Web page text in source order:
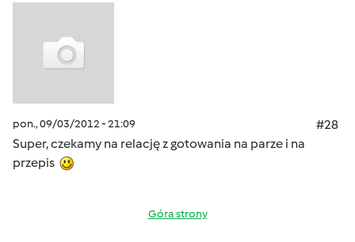
pon., 09/03/2012 - 21:09
#28
Super, czekamy na relację z gotowania na parze i na
przepis
Góra strony